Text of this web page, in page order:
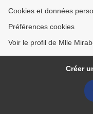
Cookies et données
Préférences cookies
Voir le profil de Mlle
Créer